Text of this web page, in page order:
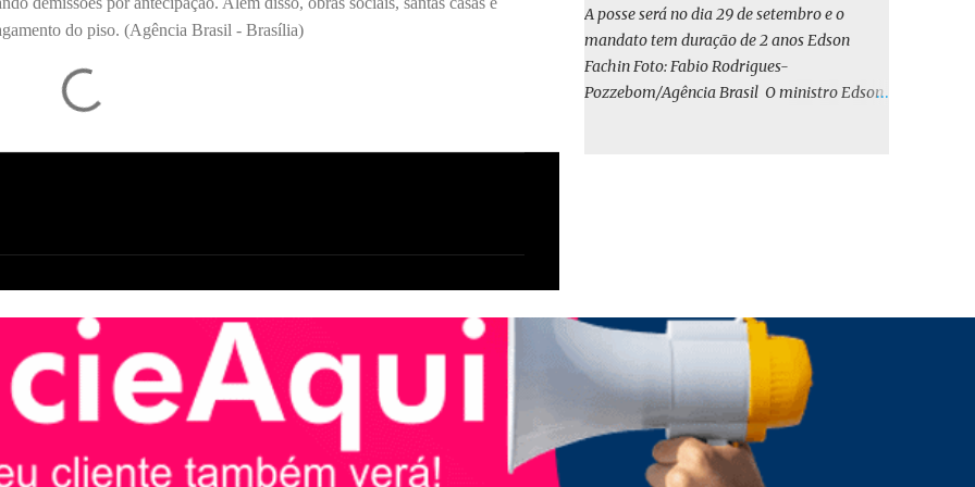
do piso. (Agência Brasil - Brasília)
em iene japonês é mais vantajosa sob os
aspectos econômico e financeiro. Embora o
custo dos juros em dólares possa parecer
inferior no curto prazo, a opção pelo iene
A posse será no dia 29 de setembro e o
mandato tem duração de 2 anos Edson
Fachin Foto: Fabio Rodrigues-
Pozzebom/Agência Brasil O ministro Edson
pelo critério de antiguidade, deve assumir o
cargo. Conforme o regimento interno, o
tribunal deve ser comandado pelo ministro
mais antigo que ainda não presidiu a Corte.
O novo presidente vai suceder a Luís Roberto
Barroso, que completará o mandato de dois